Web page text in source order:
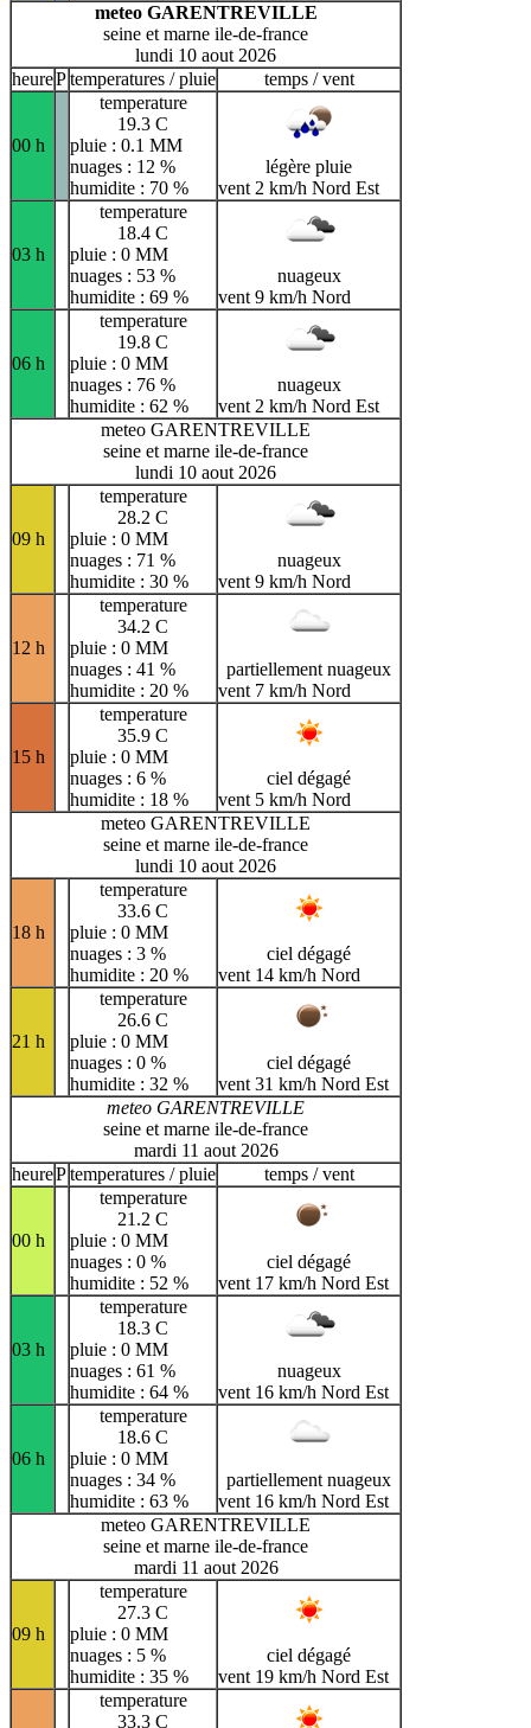
meteo GARENTREVILLE
seine et marne ile-de-france
lundi 10 aout 2026
heurePtemperatures / pluie temps / vent
00 h
temperature
19.3 C
pluie : 0.1 MM
nuages : 12 %
humidite : 70 %
légère pluie
vent 2 km/h Nord Est
03 h
temperature
18.4 C
pluie : 0 MM
nuages : 53 %
humidite : 69 %
nuageux
vent 9 km/h Nord
06 h
temperature
19.8 C
pluie : 0 MM
nuages : 76 %
humidite : 62 %
nuageux
vent 2 km/h Nord Est
meteo GARENTREVILLE
seine et marne ile-de-france
lundi 10 aout 2026
09 h
temperature
28.2 C
pluie : 0 MM
nuages : 71 %
humidite : 30 %
nuageux
vent 9 km/h Nord
12 h
temperature
34.2 C
pluie : 0 MM
nuages : 41 %
humidite : 20 %
partiellement nuageux
vent 7 km/h Nord
15 h
temperature
35.9 C
pluie : 0 MM
nuages : 6 %
humidite : 18 %
ciel dégagé
vent 5 km/h Nord
meteo GARENTREVILLE
seine et marne ile-de-france
lundi 10 aout 2026
18 h
temperature
33.6 C
pluie : 0 MM
nuages : 3 %
humidite : 20 %
ciel dégagé
vent 14 km/h Nord
21 h
temperature
26.6 C
pluie : 0 MM
nuages : 0 %
humidite : 32 %
ciel dégagé
vent 31 km/h Nord Est
meteo GARENTREVILLE
seine et marne ile-de-france
mardi 11 aout 2026
heurePtemperatures / pluie temps / vent
00 h
temperature
21.2 C
pluie : 0 MM
nuages : 0 %
humidite : 52 %
ciel dégagé
vent 17 km/h Nord Est
03 h
temperature
18.3 C
pluie : 0 MM
nuages : 61 %
humidite : 64 %
nuageux
vent 16 km/h Nord Est
06 h
temperature
18.6 C
pluie : 0 MM
nuages : 34 %
humidite : 63 %
partiellement nuageux
vent 16 km/h Nord Est
meteo GARENTREVILLE
seine et marne ile-de-france
mardi 11 aout 2026
09 h
temperature
27.3 C
pluie : 0 MM
nuages : 5 %
humidite : 35 %
ciel dégagé
vent 19 km/h Nord Est
temperature
33.3 C